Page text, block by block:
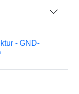
- GND-